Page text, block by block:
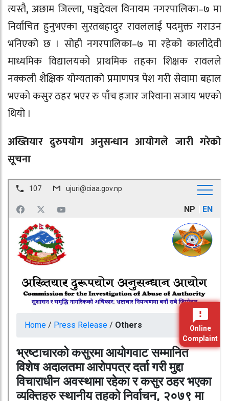
त्यस्तै, अछाम जिल्ला, पञ्चदेवल विनायम नगरपालिका–७ मा
निर्वाचित हुनुभएका सुरतबहादुर रावललाई पदमुक्त गराउन
भनिएको छ । सोही नगरपालिका–७ मा रहेको कालीदेवी
माध्यमिक विद्यालयको प्राथमिक तहका शिक्षक रावलले
नक्कली शैक्षिक योग्यताको प्रमाणपत्र पेश गरी सेवामा बहाल
भएको कसुर ठहर भएर रु पाँच हजार जरिवाना सजाय भएको
थियो ।
अख्तियार दुरुपयोग अनुसन्धान आयोगले जारी गरेको
सूचना